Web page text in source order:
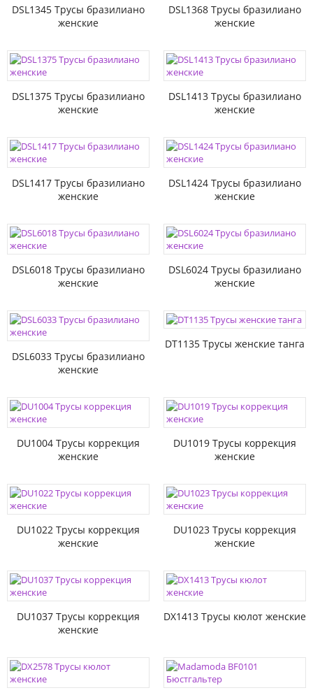
DSL1345 Трусы бразилиано
женские
DSL1368 Трусы бразилиано
женские
DSL1375 Трусы бразилиано
женские
DSL1413 Трусы бразилиано
женские
DSL1417 Трусы бразилиано
женские
DSL1424 Трусы бразилиано
женские
DSL6018 Трусы бразилиано
женские
DSL6024 Трусы бразилиано
женские
DSL6033 Трусы бразилиано
женские
DT1135 Трусы женские танга
DU1004 Трусы коррекция
женские
DU1019 Трусы коррекция
женские
DU1022 Трусы коррекция
женские
DU1023 Трусы коррекция
женские
DU1037 Трусы коррекция
женские
DX1413 Трусы кюлот женские